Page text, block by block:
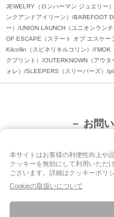
本サイトはお客様の利便性向上や
クッキーを無効にして利用いただ
ございます。詳細はクッキーポリ
Cookieの取扱いについて
JEWELRY（ロンハーマン ジュエリー
ンクアンドアイリーン）/BAREFOOT
ー）/UNION LAUNCH（ユニオンラン
OF ESCAPE（ステート オブ エスケ
Kilcollin（スピネリキルコリン）/
クプリント）/OUTERKNOWN（アウ
ォレ）/SLEEPERS（スリーパーズ）/
－ お問
サイト